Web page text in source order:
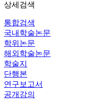
상세검색
통합검색
국내학술논문
학위논문
해외학술논문
학술지
단행본
연구보고서
공개강의